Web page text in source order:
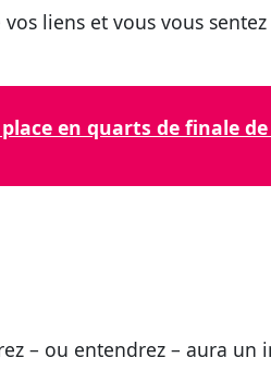
liens et vous vous sentez
en quarts de finale de
– ou entendrez – aura un